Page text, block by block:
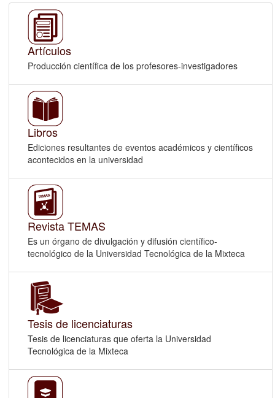
Artículos
Producción científica de los profesores-investigadores
Libros
Ediciones resultantes de eventos académicos y científicos
acontecidos en la universidad
Revista TEMAS
Es un órgano de divulgación y difusión científico-
tecnológico de la Universidad Tecnológica de la Mixteca
Tesis de licenciaturas
Tesis de licenciaturas que oferta la Universidad
Tecnológica de la Mixteca